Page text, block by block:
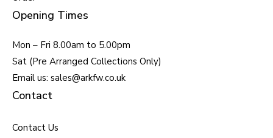
Opening Times
Mon – Fri 8.00am to 5.00pm
Sat (Pre Arranged Collections Only)
Email us: sales@arkfw.co.uk
Contact
Contact Us